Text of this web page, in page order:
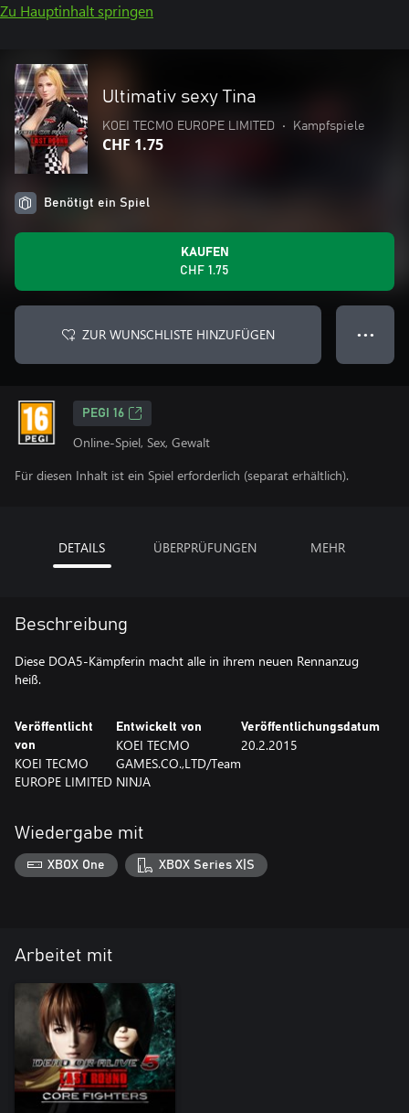
Zu Hauptinhalt springen
Ultimativ sexy Tina
KOEI TECMO EUROPE LIMITED • Kampfspiele
CHF 1.75
Benötigt ein Spiel
KAUFEN
CHF 1.75
ZUR WUNSCHLISTE HINZUFÜGEN ● ● ●
PEGI 16
Online-Spiel, Sex, Gewalt
Für diesen Inhalt ist ein Spiel erforderlich (separat erhältlich).
DETAILS ÜBERPRÜFUNGEN MEHR
Beschreibung
Diese DOA5-Kämpferin macht alle in ihrem neuen Rennanzug
heiß.
Veröffentlicht
von
KOEI TECMO
EUROPE LIMITED
Entwickelt von
KOEI TECMO
GAMES.CO.,LTD/Team
NINJA
Veröffentlichungsdatum
20.2.2015
Wiedergabe mit
XBOX One XBOX Series X|S
Arbeitet mit